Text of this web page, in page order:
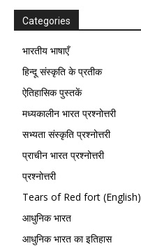
Categories
भारतीय भाषाएँ
हिन्दू संस्कृति के प्रतीक
ऐतिहासिक पुस्तकें
मध्यकालीन भारत प्रश्नोत्तरी
सभ्यता संस्कृति प्रश्नोत्तरी
प्राचीन भारत प्रश्नोत्तरी
प्रश्नोत्तरी
Tears of Red fort (English)
आधुनिक भारत
आधुनिक भारत का इतिहास